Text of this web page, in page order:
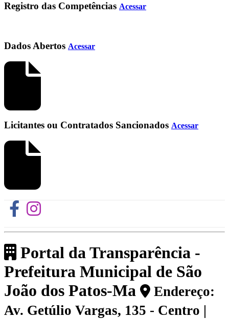
Registro das Competências Acessar
Dados Abertos Acessar
Licitantes ou Contratados Sancionados Acessar
Portal da Transparência -
Prefeitura Municipal de São
João dos Patos-Ma
Endereço:
Av. Getúlio Vargas, 135 - Centro |